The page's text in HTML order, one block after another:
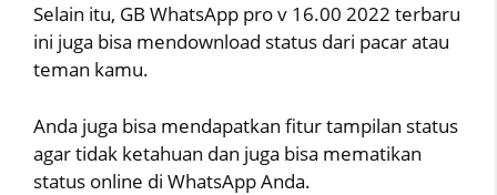
Selain itu, GB WhatsApp pro v 16.00 2022 terbaru
ini juga bisa mendownload status dari pacar atau
teman kamu.
Anda juga bisa mendapatkan fitur tampilan status
agar tidak ketahuan dan juga bisa mematikan
status online di WhatsApp Anda.